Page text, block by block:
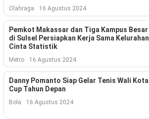
Hukum & HAM
Ekonomi
Pendidikan
Kesehatan
Lingkungan
Olahraga 16 Agustus 2024
Pemkot Makassar dan Tiga Kampus Besar
di Sulsel Persiapkan Kerja Sama Kelurahan
Cinta Statistik
Metro 16 Agustus 2024
Danny Pomanto Siap Gelar Tenis Wali Kota
Cup Tahun Depan
Bola 16 Agustus 2024